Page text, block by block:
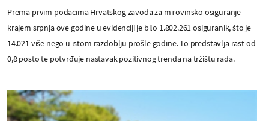
Prema prvim podacima Hrvatskog zavoda za mirovinsko osiguranje
krajem srpnja ove godine u evidenciji je bilo 1.802.261 osiguranik, što je
14.021 više nego u istom razdoblju prošle godine. To predstavlja rast od
0,8 posto te potvrđuje nastavak pozitivnog trenda na tržištu rada.